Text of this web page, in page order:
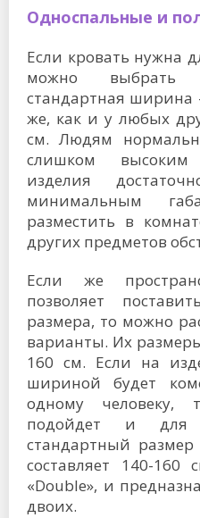
Односпальные и
Если кровать нужна
можно выбрать
стандартная ширина
же, как и у любых
см. Людям
слишком высоким
изделия
минимальным
разместить в
других предметов
Если же
позволяет
размера, то можно
варианты. Их
160 см. Если на
шириной будет
одному
подойдет и
стандартный размер
составляет 140-
«Double», и
двоих.